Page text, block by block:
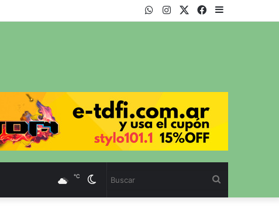
Facebook
Twitter
Instagram
WhatsApp
Cambiar
℃